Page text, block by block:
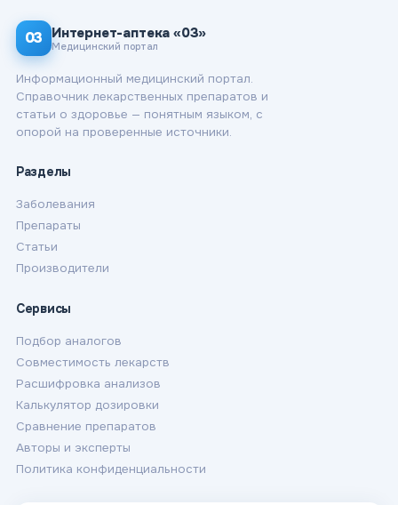
03 Интернет-аптека «03»
Медицинский портал
Информационный медицинский портал.
Справочник лекарственных препаратов и
статьи о здоровье — понятным языком, с
опорой на проверенные источники.
Разделы
Заболевания
Препараты
Статьи
Производители
Сервисы
Подбор аналогов
Совместимость лекарств
Расшифровка анализов
Калькулятор дозировки
Сравнение препаратов
Авторы и эксперты
Политика конфиденциальности